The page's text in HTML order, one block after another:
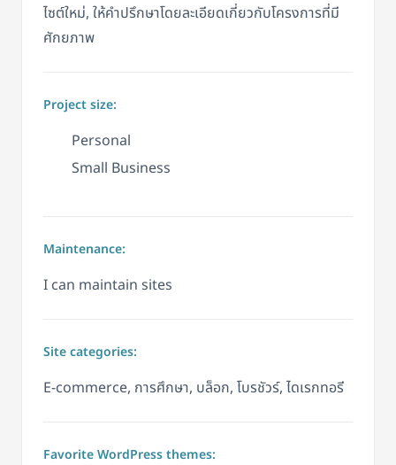
ไซต์ใหม่, ให้คำปรึกษาโดยละเอียดเกี่ยวกับโครงการที่มี
ศักยภาพ
Project size:
Personal
Small Business
Maintenance:
I can maintain sites
Site categories:
E-commerce, การศึกษา, บล็อก, โบรชัวร์, ไดเรกทอรี
Favorite WordPress themes: